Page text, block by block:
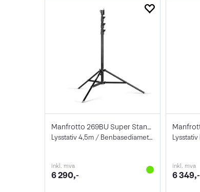
Manfrotto 269BU Super Stand Alu
Lysstativ 4,5m / Benbasediameter 174 cm
inkl. mva
6 290,-
Lysstativ
inkl. mva
6 349,-